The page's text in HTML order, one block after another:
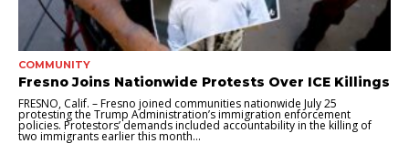
COMMUNITY
Fresno Joins Nationwide Protests Over ICE Killings
FRESNO, Calif. – Fresno joined communities nationwide July 25
protesting the Trump Administration’s immigration enforcement
policies. Protestors’ demands included accountability in the killing of
two immigrants earlier this month...